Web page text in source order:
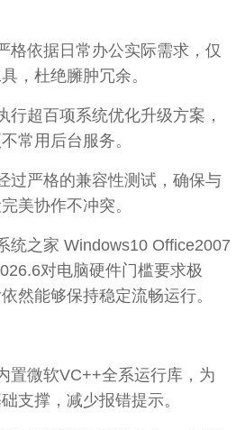
依据日常办公实际需求，仅
，杜绝臃肿冗余。
超百项系统优化升级方案，
常用后台服务。
严格的兼容性测试，确保与
美协作不冲突。
之家 Windows10 Office2007
对电脑硬件门槛要求极
然能够保持稳定流畅运行。
微软VC++全系运行库，为
支撑，减少报错提示。